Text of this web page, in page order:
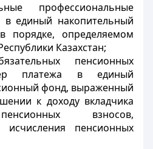
профессиональные
в единый накопительный
порядке, определяемом
Казахстан;
пенсионных
платежа в единый
фонд, выраженный
к доходу вкладчика
взносов,
пенсионных